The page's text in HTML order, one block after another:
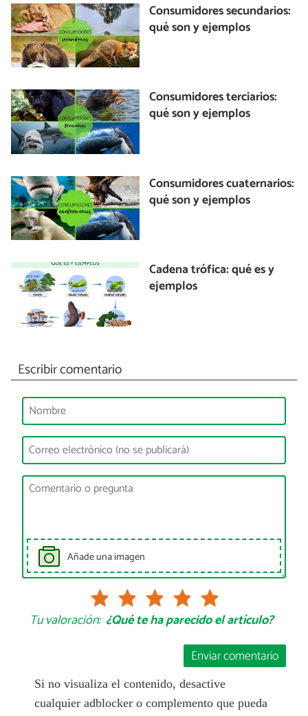
Consumidores secundarios:
qué son y ejemplos
Consumidores terciarios:
qué son y ejemplos
Consumidores cuaternarios:
qué son y ejemplos
Cadena trófica: qué es y
ejemplos
Escribir comentario
Añade una imagen
Tu valoración: ¿Qué te ha parecido el artículo?
Enviar comentario
Si no visualiza el contenido, desactive
cualquier adblocker o complemento que pueda